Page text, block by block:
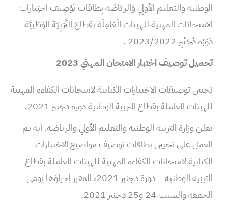
الوطنية والتعليم الأولِي وَالريَاضَة بِطاقات تَوْصِيف اختِبارات
الامتحانات المهنية للهيئات الْعَامِلَة بقطاع التَّرْبِيَة الوَطَنِيَّة
دَوْرُة دُجَنْبِر 2023/2022 .
تحميل توصيف اختبار الامتحان المهني 2023
تحيين توصيفات الاختبارات الكتابية لامتحانات الكفاءة المهنية
للهيئات العاملة بقطاع التربية الوطنية دورة دجنبر 2021.
تعلن وزارة التربية الوطنية والتعليم الأولي والرياضة. أنه تم
العمل على تحيين بطاقات توصيف مواضيع الاختبارات
الكتابية لامتحانات الكفاءة المهنية للهيئات العاملة بقطاع
التربية الوطنية – دورة دجنبر 2021، المقرر إجراؤها يومي
الجمعة والسبت 24 و25 دجنبر 2021.